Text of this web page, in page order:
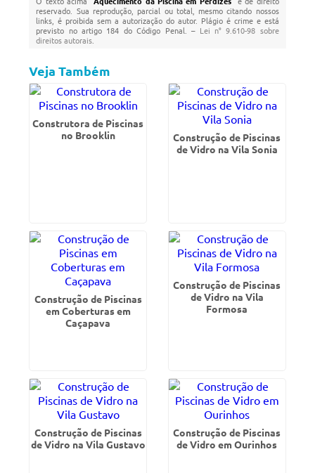
reservado. Sua reprodução, parcial ou total, mesmo citando nossos
links, é proibida sem a autorização do autor. Plágio é crime e está
previsto no artigo 184 do Código Penal. – Lei n° 9.610-98 sobre
direitos autorais
Veja Também
Construtora de Piscinas
no Brooklin
Construção de Piscinas
de Vidro na Vila Sonia
Construção de Piscinas
em Coberturas em
Caçapava
Construção de Piscinas
de Vidro na Vila
Formosa
Construção de Piscinas
de Vidro na Vila Gustavo
Construção de Piscinas
de Vidro em Ourinhos